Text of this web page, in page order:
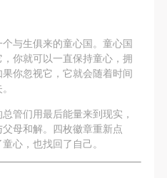
与生俱来的童心国。童心国
你就可以一直保持童心，拥
你忽视它，它就会随着时间
管们用最后能量来到现实，
母和解。四枚徽章重新点
心，也找回了自己。